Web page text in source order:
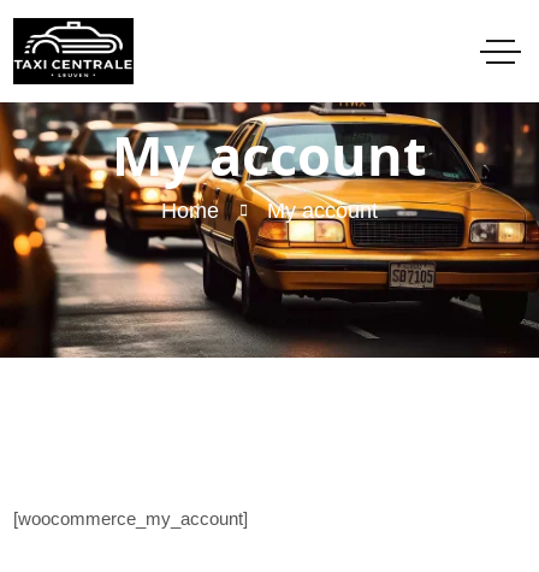
My account
Home My account
[woocommerce_my_account]